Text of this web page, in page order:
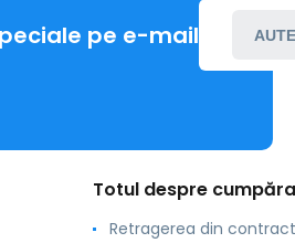
pe e-mail
Totul despre
Retragerea din contract